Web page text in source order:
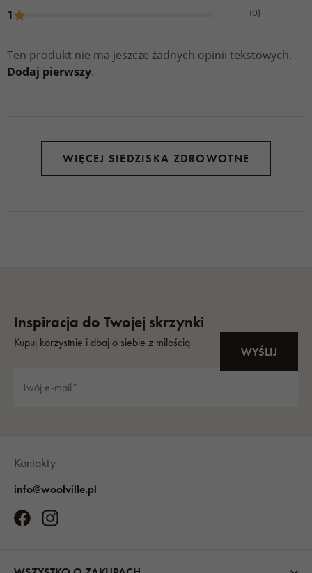
1 (0)
Ten produkt nie ma jeszcze żadnych opinii tekstowych.
Dodaj pierwszy.
WIĘCEJ SIEDZISKA ZDROWOTNE
Kontakty
info@woolville.pl